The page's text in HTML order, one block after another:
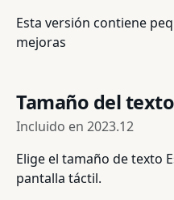
Esta versión contiene
mejoras
Tamaño del texto
Incluido en 2023.12
Elige el tamaño de texto
pantalla táctil.